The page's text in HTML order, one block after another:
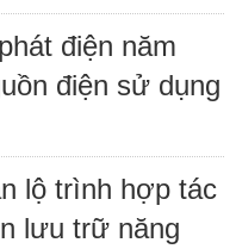
điện năm
điện sử dụng
lộ trình hợp tác
lưu trữ năng